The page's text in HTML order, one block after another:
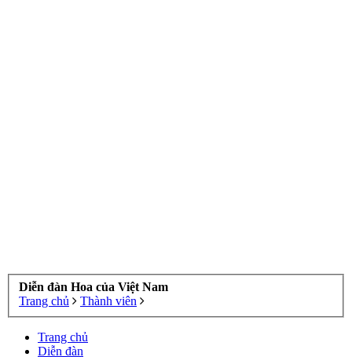
Diễn đàn Hoa của Việt Nam
Trang chủ
Thành viên
Trang chủ
Diễn đàn